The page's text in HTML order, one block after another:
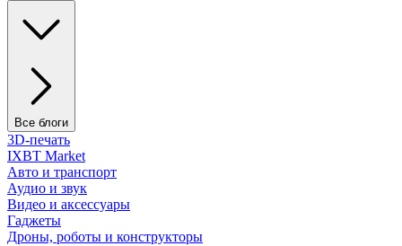
Все блоги
3D-печать
IXBT Market
Авто и транспорт
Аудио и звук
Видео и аксессуары
Гаджеты
Дроны, роботы и конструкторы